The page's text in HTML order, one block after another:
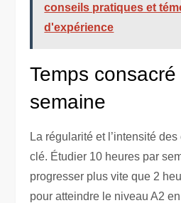
conseils pratiques et
d'expérience
Temps
semaine
La régularité et l’intensité
clé. Étudier 10 heures par
progresser plus vite que 2
pour atteindre le niveau A2